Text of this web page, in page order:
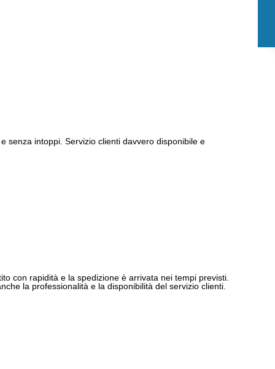
senza intoppi. Servizio clienti davvero disponibile e
con rapidità e la spedizione è arrivata nei tempi previsti.
la professionalità e la disponibilità del servizio clienti.